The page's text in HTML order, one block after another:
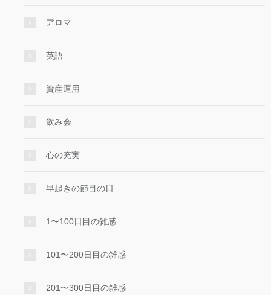
アロマ
英語
資産運用
飲み会
心の充実
早起きの節目の日
1〜100日目の雑感
101〜200日目の雑感
201〜300日目の雑感